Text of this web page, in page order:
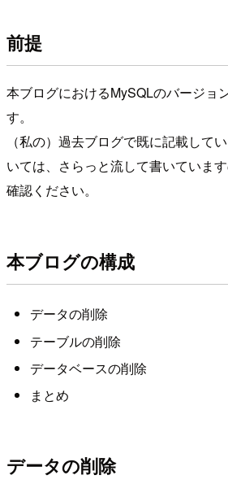
前提
本ブログにおけるMySQLのバージョ
す。
（私の）過去ブログで既に記載して
いては、さらっと流して書いていま
確認ください。
本ブログの構成
データの削除
テーブルの削除
データベースの削除
まとめ
データの削除